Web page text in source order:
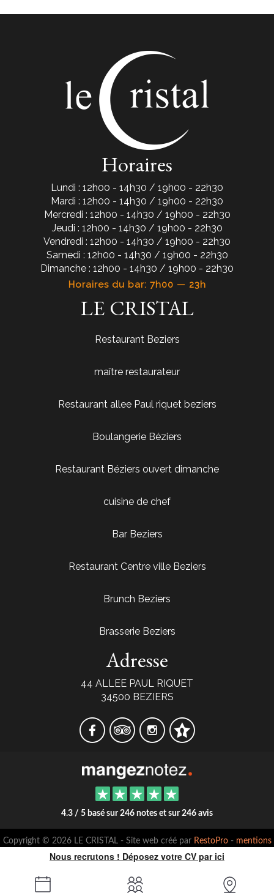
Horaires
Lundi : 12h00 - 14h30 / 19h00 - 22h30
Mardi : 12h00 - 14h30 / 19h00 - 22h30
Mercredi : 12h00 - 14h30 / 19h00 - 22h30
Jeudi : 12h00 - 14h30 / 19h00 - 22h30
Vendredi : 12h00 - 14h30 / 19h00 - 22h30
Samedi : 12h00 - 14h30 / 19h00 - 22h30
Dimanche : 12h00 - 14h30 / 19h00 - 22h30
Horaires du bar: 7h00 — 23h
LE CRISTAL
Restaurant Beziers
maître restaurateur
Restaurant allee Paul riquet beziers
Boulangerie Béziers
Restaurant Béziers ouvert dimanche
cuisine de chef
Bar Beziers
Restaurant Centre ville Beziers
Brunch Beziers
Brasserie Beziers
Adresse
44 ALLEE PAUL RIQUET
34500 BEZIERS
4.3 / 5 basé sur 246 notes et sur 246 avis
Copyright © 2026 LE CRISTAL - Site web créé par RestoPro- mentions
légales
Nous recrutons ! Déposez votre CV par ici